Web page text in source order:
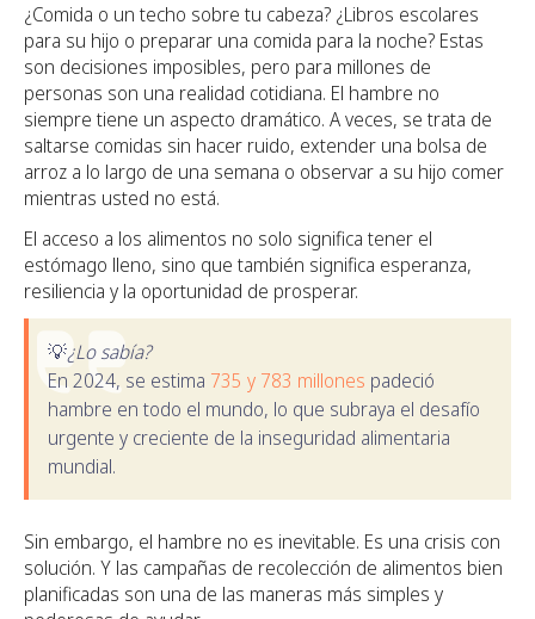
¿Comida o un techo sobre tu cabeza? ¿Libros escolares
para su hijo o preparar una comida para la noche? Estas
son decisiones imposibles, pero para millones de
personas son una realidad cotidiana. El hambre no
siempre tiene un aspecto dramático. A veces, se trata de
saltarse comidas sin hacer ruido, extender una bolsa de
arroz a lo largo de una semana o observar a su hijo comer
mientras usted no está.
El acceso a los alimentos no solo significa tener el
estómago lleno, sino que también significa esperanza,
resiliencia y la oportunidad de prosperar.
💡¿Lo sabía?
En 2024, se estima 735 y 783 millones padeció
hambre en todo el mundo, lo que subraya el desafío
urgente y creciente de la inseguridad alimentaria
mundial.
Sin embargo, el hambre no es inevitable. Es una crisis con
solución. Y las campañas de recolección de alimentos bien
planificadas son una de las maneras más simples y